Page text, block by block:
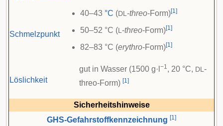
Schmelzpunkt
40–43 °C (DL -threo-Form)[1]
50–52 °C (L -threo-Form)[1]
82–83 °C (erythro-Form)[1]
Löslichkeit
gut in Wasser (1500 g·l −1, 20 °C, DL -
threo-Form) [1]
Sicherheitshinweise
GHS-Gefahrstoffkennzeichnung [1]